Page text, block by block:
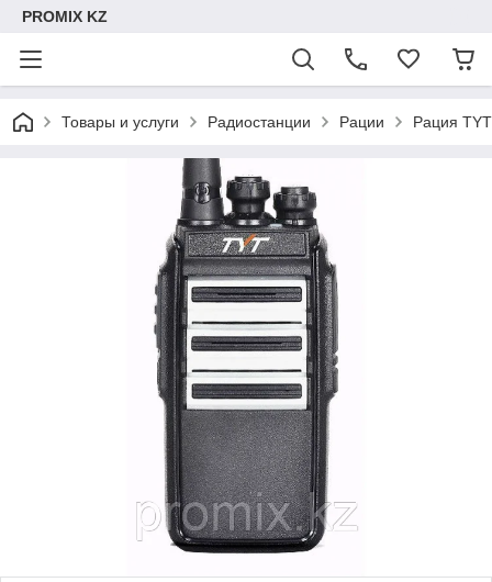
PROMIX KZ
Товары и услуги Радиостанции Рации Рация